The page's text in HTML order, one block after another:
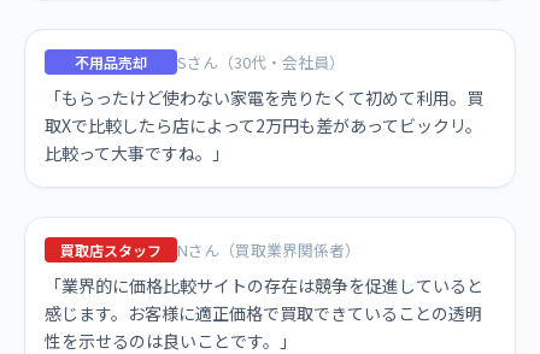
不用品売却 Sさん（30代・会社員）
「もらったけど使わない家電を売りたくて初めて利用。買
取Xで比較したら店によって2万円も差があってビックリ。
比較って大事ですね。」
買取店スタッフ Nさん（買取業界関係者）
「業界的に価格比較サイトの存在は競争を促進していると
感じます。お客様に適正価格で買取できていることの透明
性を示せるのは良いことです。」